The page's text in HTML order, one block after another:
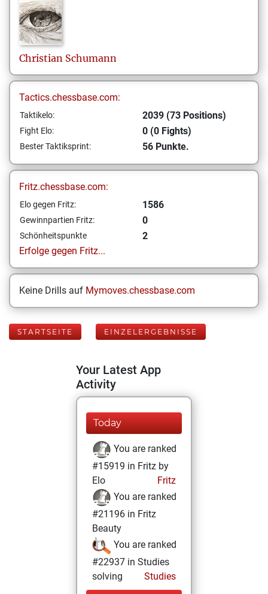
Christian Schumann
Tactics.chessbase.com:
Taktikelo: 2039 (73 Positions)
Fight Elo: 0 (0 Fights)
Bester Taktiksprint: 56 Punkte.
Fritz.chessbase.com:
Elo gegen Fritz: 1586
Gewinnpartien Fritz: 0
Schönheitspunkte
2
Erfolge gegen Fritz...
Keine Drills auf Mymoves.chessbase.com
STARTSEITE EINZELERGEBNISSE
Your Latest App
Activity
Today
You are ranked
#15919 in Fritz by
Elo
Fritz
You are ranked
#21196 in Fritz
Beauty
You are ranked
#22937 in Studies
solving
Studies